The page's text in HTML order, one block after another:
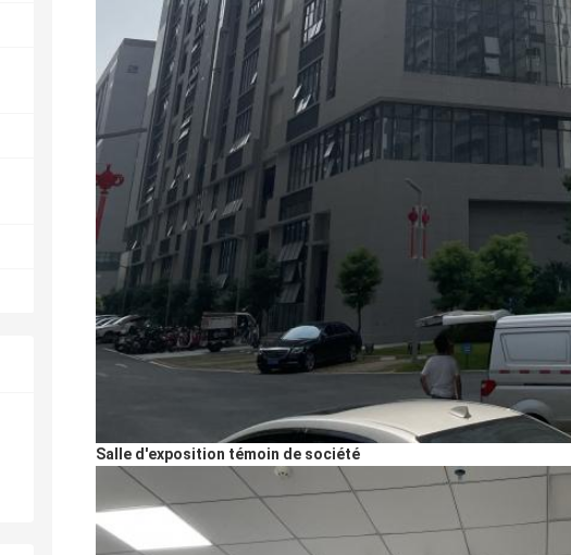
Salle d'exposition témoin de société